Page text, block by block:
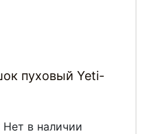
пуховый Yeti-
Нет в наличии